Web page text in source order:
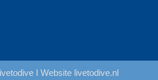
I Website livetodive.nl